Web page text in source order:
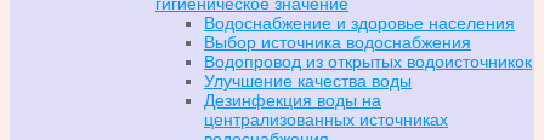
Водоснабжение и здоровье населения
Выбор источника водоснабжения
Водопровод из открытых водоисточникок
Улучшение качества воды
Дезинфекция воды на
централизованных источниках